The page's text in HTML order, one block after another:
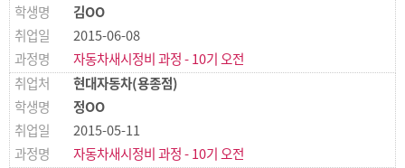
김OO
2015-06-08
자동차새시정비 과정 - 10기 오전
현대자동차(용종점)
정OO
2015-05-11
자동차새시정비 과정 - 10기 오전